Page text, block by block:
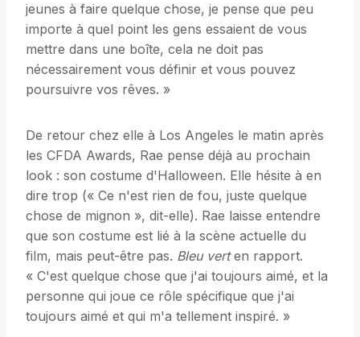
jeunes à faire quelque chose, je pense que peu
importe à quel point les gens essaient de vous
mettre dans une boîte, cela ne doit pas
nécessairement vous définir et vous pouvez
poursuivre vos rêves. »
De retour chez elle à Los Angeles le matin après
les CFDA Awards, Rae pense déjà au prochain
look : son costume d'Halloween. Elle hésite à en
dire trop (« Ce n'est rien de fou, juste quelque
chose de mignon », dit-elle). Rae laisse entendre
que son costume est lié à la scène actuelle du
film, mais peut-être pas. Bleu verten rapport.
« C'est quelque chose que j'ai toujours aimé, et la
personne qui joue ce rôle spécifique que j'ai
toujours aimé et qui m'a tellement inspiré. »